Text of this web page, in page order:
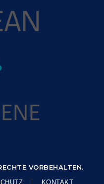
VORBEHALTEN.
KONTAKT